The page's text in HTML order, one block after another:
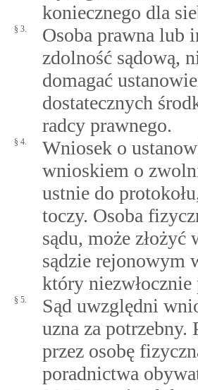
koniecznego dla
§ 3.
Osoba prawna lub
zdolność sądową,
domagać
dostatecznych
radcy prawnego.
§ 4.
Wniosek o
wnioskiem o
ustnie do
toczy. Osoba
sądu, może
sądzie rejonowym
który niezwłocznie
§ 5.
Sąd uwzględni
uzna za
przez osobę
poradnictwa